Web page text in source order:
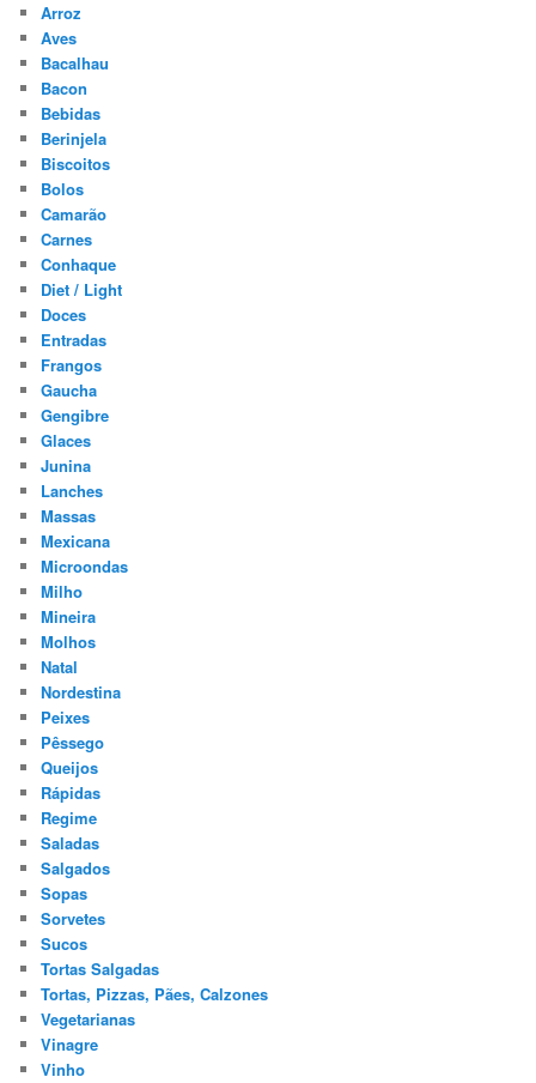
Arroz
Aves
Bacalhau
Bacon
Bebidas
Berinjela
Biscoitos
Bolos
Camarão
Carnes
Conhaque
Diet / Light
Doces
Entradas
Frangos
Gaucha
Gengibre
Glaces
Junina
Lanches
Massas
Mexicana
Microondas
Milho
Mineira
Molhos
Natal
Nordestina
Peixes
Pêssego
Queijos
Rápidas
Regime
Saladas
Salgados
Sopas
Sorvetes
Sucos
Tortas Salgadas
Tortas, Pizzas, Pães, Calzones
Vegetarianas
Vinagre
Vinho